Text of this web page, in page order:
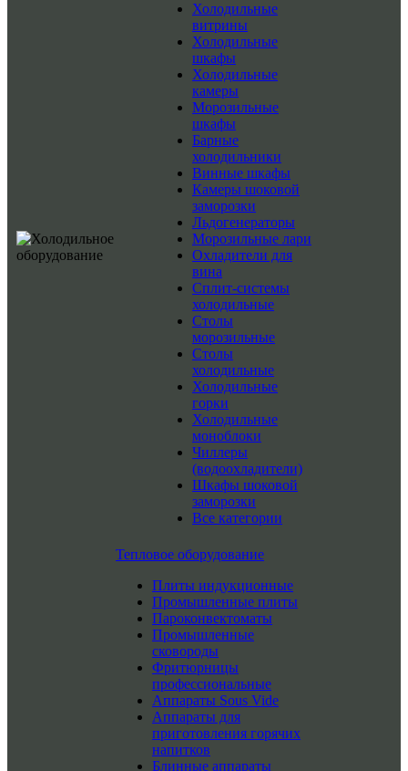
Холодильные
витрины
Холодильные
шкафы
Холодильные
камеры
Морозильные
шкафы
Барные
холодильники
Винные шкафы
Камеры шоковой
заморозки
Льдогенераторы
Морозильные лари
Охладители для
вина
Сплит-системы
холодильные
Столы
морозильные
Столы
холодильные
Холодильные
горки
Холодильные
моноблоки
Чиллеры
(водоохладители)
Шкафы шоковой
заморозки
Все категории
Тепловое оборудование
Плиты индукционные
Промышленные плиты
Пароконвектоматы
Промышленные
сковороды
Фритюрницы
профессиональные
Аппараты Sous Vide
Аппараты для
приготовления горячих
напитков
Блинные аппараты